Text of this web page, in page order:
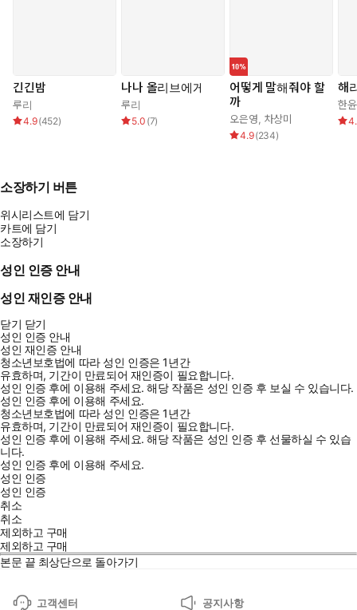
긴긴밤
루리
4.9(452)
나나 올리브에게
루리
5.0 (7)
어떻게 말해줘야 할
까
오은영, 차상미
4.9(234)
해
한
소장하기 버튼
위시리스트에 담기
카트에 담기
소장하기
성인 인증 안내
성인 재인증 안내
닫기 닫기
성인 인증 안내
성인 재인증 안내
청소년보호법에 따라 성인 인증은 1년간
유효하며, 기간이 만료되어 재인증이 필요합니다.
성인 인증 후에 이용해 주세요.해당 작품은 성인 인증 후 보실 수 있습니다.
성인 인증 후에 이용해 주세요.
청소년보호법에 따라 성인 인증은 1년간
유효하며, 기간이 만료되어 재인증이 필요합니다.
성인 인증 후에 이용해 주세요.해당 작품은 성인 인증 후 선물하실 수 있습
니다.
성인 인증 후에 이용해 주세요.
성인 인증
성인 인증
취소
취소
제외하고 구매
제외하고 구매
본문 끝 최상단으로 돌아가기
고객센터 공지사항